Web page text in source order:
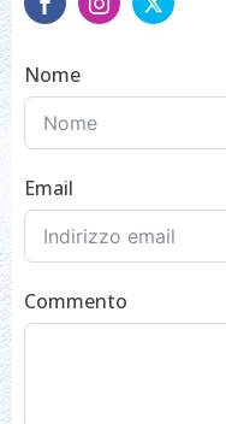
Nome
Email
Commento